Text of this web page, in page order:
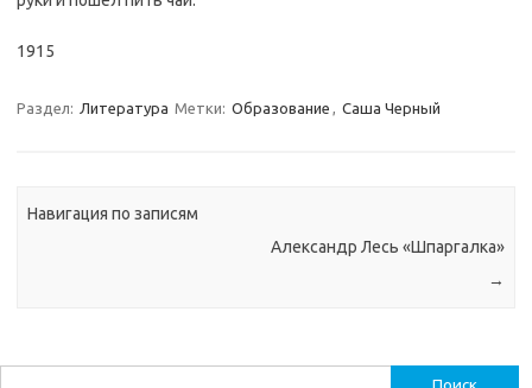
1915
Раздел: Литература Метки: Образование , Саша Черный
Навигация по записям
Александр Лесь «Шпаргалка»
→